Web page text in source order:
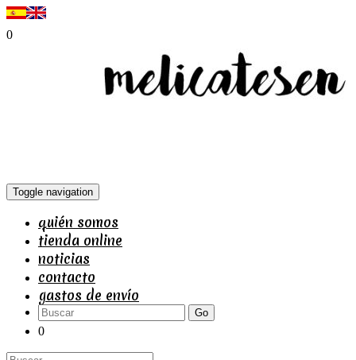
0
Toggle navigation
quién somos
tienda online
noticias
contacto
gastos de envío
Go
0